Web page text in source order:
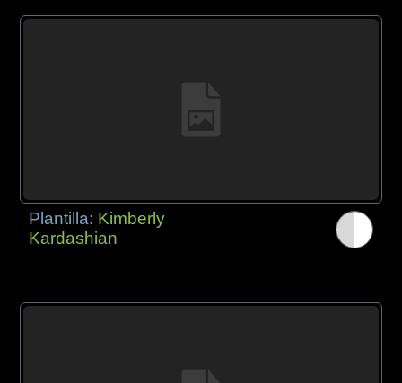
Plantilla: Kimberly
Kardashian